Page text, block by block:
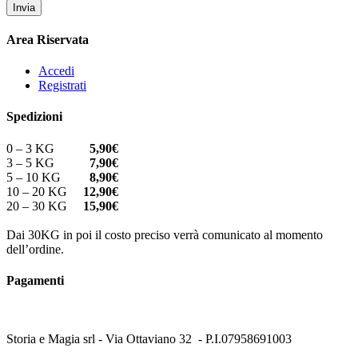
Invia
Area Riservata
Accedi
Registrati
Spedizioni
0 – 3 KG 5,90€
3 – 5 KG 7,90€
5 – 10 KG 8,90€
10 – 20 KG 12,90€
20 – 30 KG 15,90€
Dai 30KG in poi il costo preciso verrà comunicato al momento
dell’ordine.
Pagamenti
Storia e Magia srl - Via Ottaviano 32 - P.I.07958691003